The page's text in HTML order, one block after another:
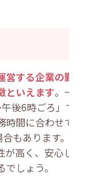
する企業の勤務時
といえます。一般的
後6時ごろ」です。
間に合わせて、午
もあります。柔軟
高く、安心して子
しょう。